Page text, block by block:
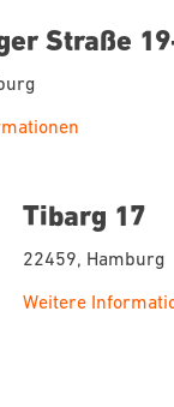
Straße
Tibarg 17
22459, Hamburg
Weitere